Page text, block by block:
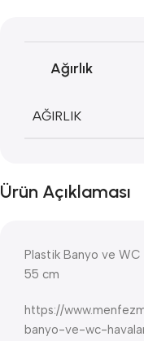
Ağırlık
AĞIRLIK
Ürün Açıklaması
Plastik Banyo ve WC
55 cm
https://
banyo-ve-wc-